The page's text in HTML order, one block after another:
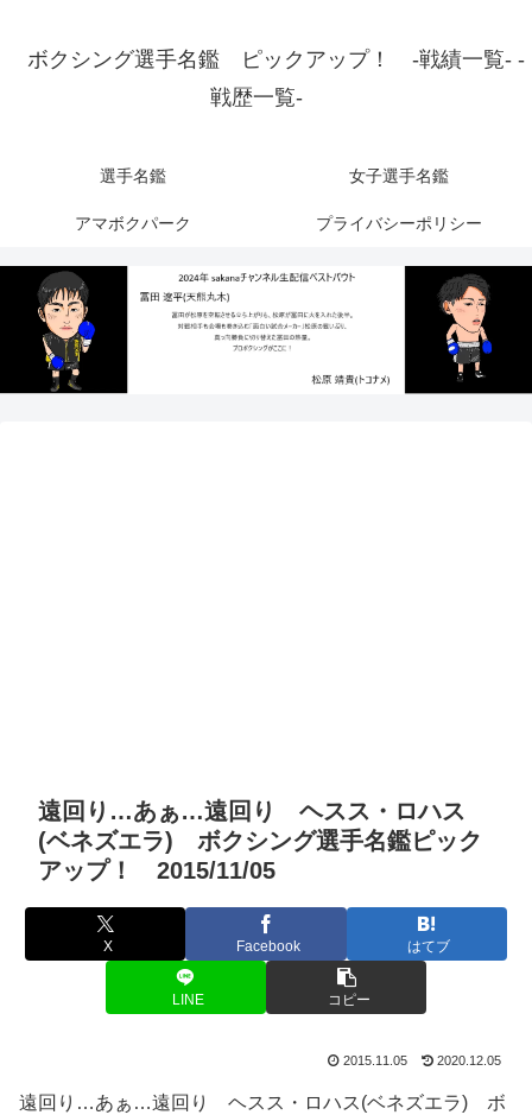
ボクシング選手名鑑 ピックアップ！ -戦績一覧- -
戦歴一覧-
選手名鑑 女子選手名鑑
アマボクパーク プライバシーポリシー
遠回り…あぁ…遠回り ヘスス・ロハス
(ベネズエラ) ボクシング選手名鑑ピック
アップ！ 2015/11/05
X Facebook はてブ
LINE コピー
2015.11.05 2020.12.05
遠回り…あぁ…遠回り ヘスス・ロハス(ベネズエラ) ボ